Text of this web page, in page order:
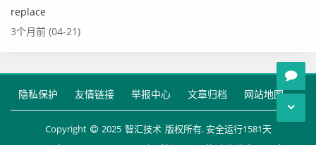
replace
3个月前 (04-21)
隐私保护 友情链接 举报中心 文章归档 网站地图
Copyright 2025 智汇技术 版权所有. 安全运行1581天